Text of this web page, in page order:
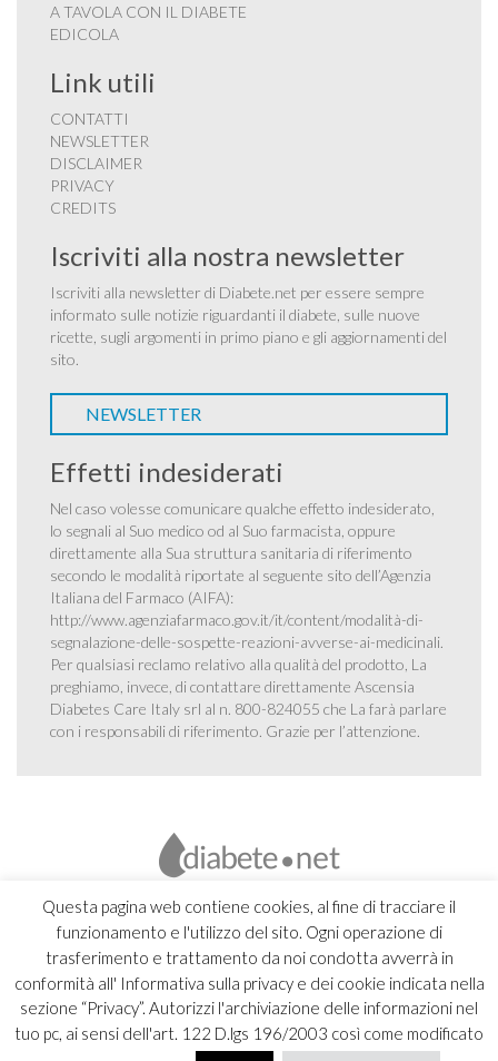
Questa pagina web contiene cookies, al fine di tracciare il
funzionamento e l'utilizzo del sito. Ogni operazione di
trasferimento e trattamento da noi condotta avverrà in
conformità all' Informativa sulla privacy e dei cookie indicata nella
sezione “Privacy”. Autorizzi l'archiviazione delle informazioni nel
tuo pc, ai sensi dell'art. 122 D.lgs 196/2003 così come modificato
A TAVOLA CON IL DIABETE
EDICOLA
Link utili
CONTATTI
NEWSLETTER
DISCLAIMER
PRIVACY
CREDITS
Iscriviti alla nostra newsletter
Iscriviti alla newsletter di Diabete.net per essere sempre
informato sulle notizie riguardanti il diabete, sulle nuove
ricette, sugli argomenti in primo piano e gli aggiornamenti del
sito.
NEWSLETTER
Effetti indesiderati
Nel caso volesse comunicare qualche effetto indesiderato,
lo segnali al Suo medico od al Suo farmacista, oppure
direttamente alla Sua struttura sanitaria di riferimento
secondo le modalità riportate al seguente sito dell’Agenzia
Italiana del Farmaco (AIFA):
http://www.agenziafarmaco.gov.it/it/content/modalità-di-
segnalazione-delle-sospette-reazioni-avverse-ai-medicinali.
Per qualsiasi reclamo relativo alla qualità del prodotto, La
preghiamo, invece, di contattare direttamente Ascensia
Diabetes Care Italy srl al n. 800-824055 che La farà parlare
con i responsabili di riferimento. Grazie per l’attenzione.